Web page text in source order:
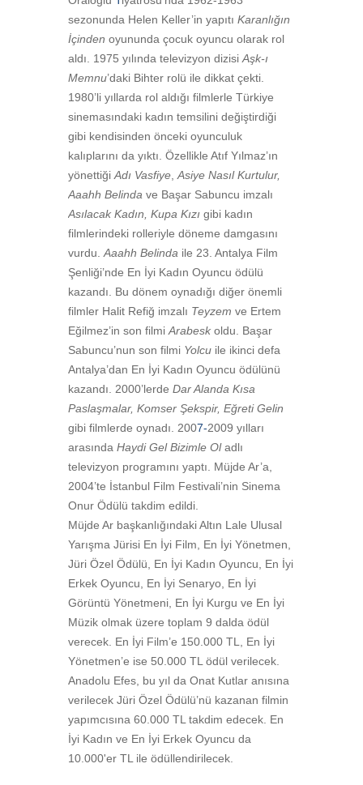
sezonunda Helen Keller’in yapıtı Karanlığın
İçinden oyununda çocuk oyuncu olarak rol
aldı. 1975 yılında televizyon dizisi Aşk-ı
Memnu’daki Bihter rolü ile dikkat çekti.
1980’li yıllarda rol aldığı filmlerle Türkiye
sinemasındaki kadın temsilini değiştirdiği
gibi kendisinden önceki oyunculuk
kalıplarını da yıktı. Özellikle Atıf Yılmaz’ın
yönettiği Adı Vasfiye Asiye Nasıl Kurtulur,
Aaahh Belinda ve Başar Sabuncu imzalı
Asılacak Kadın, Kupa Kızı gibi kadın
filmlerindeki rolleriyle döneme damgasını
vurdu. Aaahh Belinda ile 23. Antalya Film
Şenliği’nde En İyi Kadın Oyuncu ödülü
kazandı. Bu dönem oynadığı diğer önemli
filmler Halit Refiğ imzalı Teyzem ve Ertem
Eğilmez’in son filmi Arabesk oldu. Başar
Sabuncu’nun son filmi Yolcu ile ikinci defa
Antalya’dan En İyi Kadın Oyuncu ödülünü
kazandı. 2000’lerde Dar Alanda Kısa
Paslaşmalar, Komser Şekspir, Eğreti Gelin
gibi filmlerde oynadı. 2007-2009 yılları
arasında Haydi Gel Bizimle Oladlı
televizyon programını yaptı. Müjde Ar’a,
2004’te İstanbul Film Festivali’nin Sinema
Onur Ödülü takdim edildi.
Müjde Ar başkanlığındaki Altın Lale Ulusal
Yarışma Jürisi En İyi Film, En İyi Yönetmen,
Jüri Özel Ödülü, En İyi Kadın Oyuncu, En İyi
Erkek Oyuncu, En İyi Senaryo, En İyi
Görüntü Yönetmeni, En İyi Kurgu ve En İyi
Müzik olmak üzere toplam 9 dalda ödül
verecek. En İyi Film’e 150.000 TL, En İyi
Yönetmen’e ise 50.000 TL ödül verilecek.
Anadolu Efes, bu yıl da Onat Kutlar anısına
verilecek Jüri Özel Ödülü’nü kazanan filmin
yapımcısına 60.000 TL takdim edecek. En
İyi Kadın ve En İyi Erkek Oyuncu da
10.000'er TL ile ödüllendirilecek.